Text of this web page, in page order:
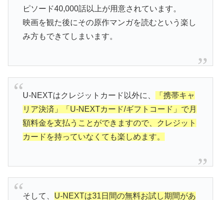
ピソード40,000話以上が用意されています。
映画を観た後にその原作マンガを読むという楽し
み方もできてしまいます。
U-NEXTはクレジットカード以外に、
「携帯キャ
リア決済」「U-NEXTカード/ギフトコード」で月
額料金を支払うことができますので、クレジット
カードを持っていなくても楽しめます。
そして、 U-NEXTは31日間の無料お試し期間があ